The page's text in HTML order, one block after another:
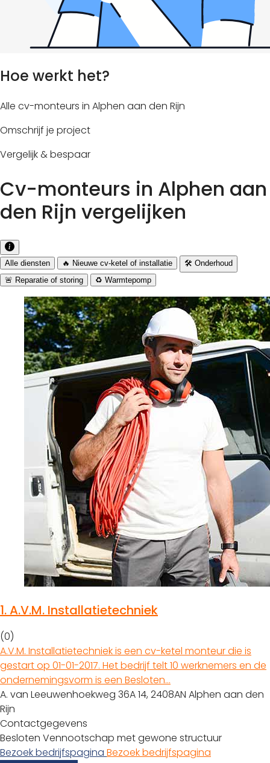
Hoe werkt het?
Alle cv-monteurs in Alphen aan den Rijn
Omschrijf je project
Vergelijk & bespaar
Cv-monteurs in Alphen aan
den Rijn vergelijken
Alle diensten 🔥 Nieuwe cv-ketel of installatie
🛠️ Onderhoud
🚨 Reparatie of storing
♻️ Warmtepomp
1.A.V.M. Installatietechniek
(0)
A.V.M. Installatietechniek is een cv-ketel monteur die is
gestart op 01-01-2017. Het bedrijf telt 10 werknemers en de
ondernemingsvorm is een Besloten…
A. van Leeuwenhoekweg 36A 14, 2408AN Alphen aan den
Rijn
Contactgegevens
Besloten Vennootschap met gewone structuur
Bezoek bedrijfspagina Bezoek bedrijfspagina